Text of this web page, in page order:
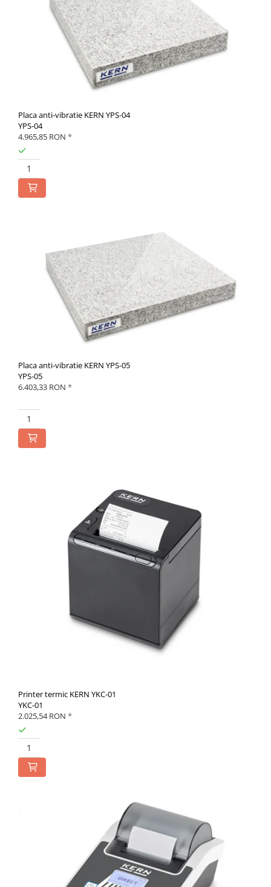
Placa anti-vibratie KERN YPS-04
YPS-04
4.965,85 RON *
Placa anti-vibratie KERN YPS-05
YPS-05
6.403,33 RON *
Printer termic KERN YKC-01
YKC-01
2.025,54 RON *